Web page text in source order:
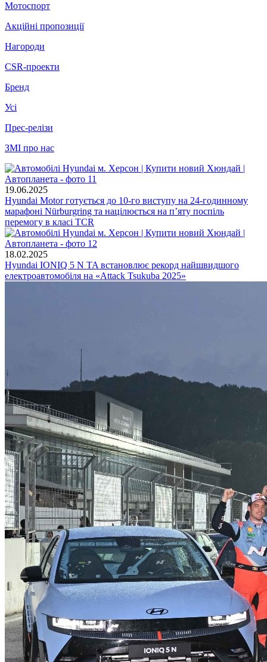
Мотоспорт
Акційні пропозиції
Нагороди
CSR-проекти
Бренд
Усі
Прес-релізи
ЗМІ про нас
19.06.2025
Hyundai Motor готується до 10-го виступу на 24-годинному
марафоні Nürburgring та націлюється на п’яту поспіль
перемогу в класі TCR
18.02.2025
Hyundai IONIQ 5 N TA встановлює рекорд найшвидшого
електроавтомобіля на «Attack Tsukuba 2025»